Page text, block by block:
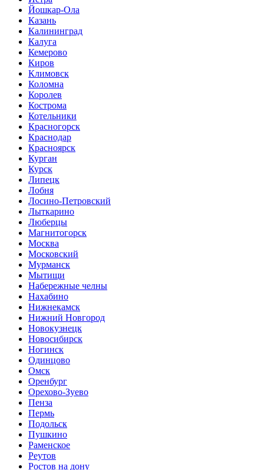
Йошкар-Ола
Казань
Калининград
Калуга
Кемерово
Киров
Климовск
Коломна
Королев
Кострома
Котельники
Красногорск
Краснодар
Красноярск
Курган
Курск
Липецк
Лобня
Лосино-Петровский
Лыткарино
Люберцы
Магнитогорск
Москва
Московский
Мурманск
Мытищи
Набережные челны
Нахабино
Нижнекамск
Нижний Новгород
Новокузнецк
Новосибирск
Ногинск
Одинцово
Омск
Оренбург
Орехово-Зуево
Пенза
Пермь
Подольск
Пушкино
Раменское
Реутов
Ростов на дону